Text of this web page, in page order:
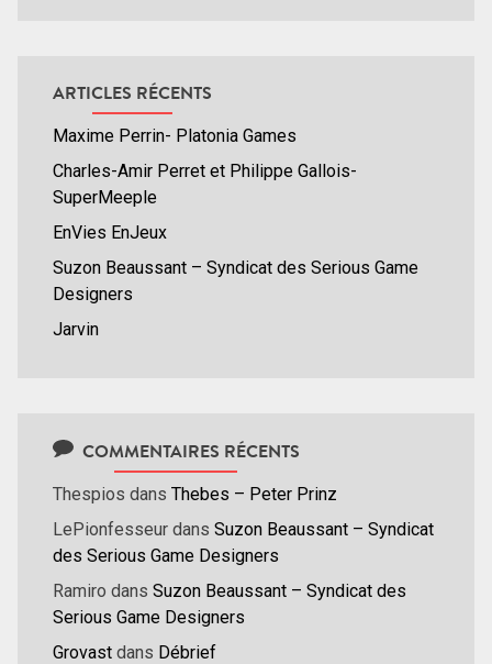
ARTICLES RÉCENTS
Maxime Perrin- Platonia Games
Charles-Amir Perret et Philippe Gallois-
SuperMeeple
EnVies EnJeux
Suzon Beaussant – Syndicat des Serious Game
Designers
Jarvin
COMMENTAIRES RÉCENTS
Thespios dans Thebes – Peter Prinz
LePionfesseur dans Suzon Beaussant – Syndicat
des Serious Game Designers
Ramiro dans Suzon Beaussant – Syndicat des
Serious Game Designers
Grovast dans Débrief